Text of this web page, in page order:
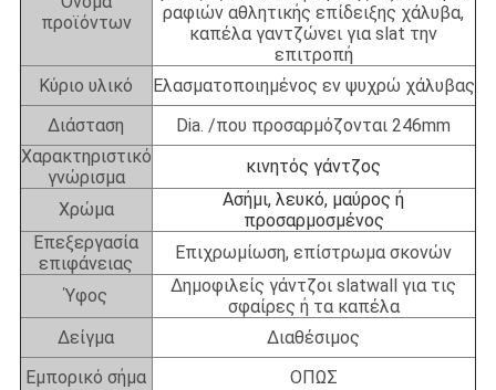
προϊόντων
ραφιών αθλητικής επίδειξης χάλυβα,
καπέλα γαντζώνει για slat την
επιτροπή
Κύριο υλικό
Ελασματοποιημένος εν ψυχρώ χάλυβας
Διάσταση
Dia. /που προσαρμόζονται 246mm
Χαρακτηριστικό
γνώρισμα
κινητός γάντζος
Χρώμα
Ασήμι, λευκό, μαύρος ή
προσαρμοσμένος
Επεξεργασία
επιφάνειας
Επιχρωμίωση, επίστρωμα σκονών
Ύφος
Δημοφιλείς γάντζοι slatwall για τις
σφαίρες ή τα καπέλα
Δείγμα
Διαθέσιμος
Εμπορικό σήμα
ΟΠΩΣ